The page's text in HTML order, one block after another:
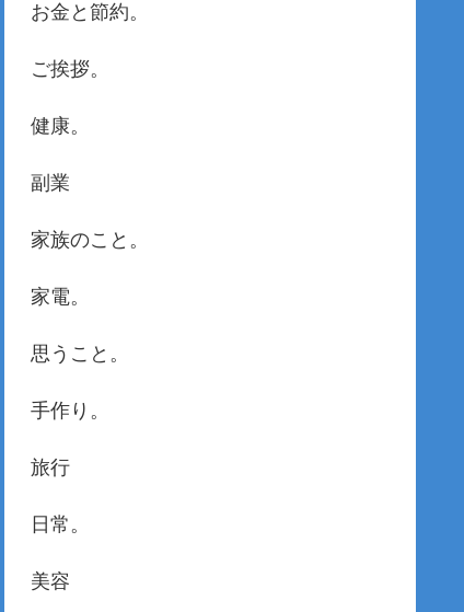
お金と節約。
ご挨拶。
健康。
副業
家族のこと。
家電。
思うこと。
手作り。
旅行
日常。
美容